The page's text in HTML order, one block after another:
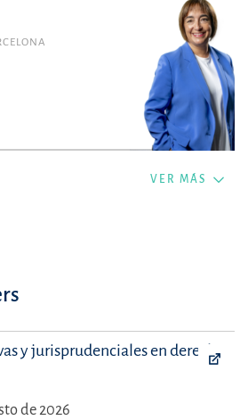
VER MÁS
y jurisprudenciales en derecho
de 2026